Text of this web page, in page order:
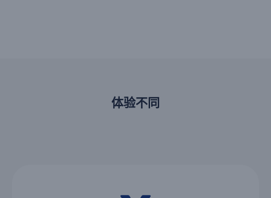
体验不同